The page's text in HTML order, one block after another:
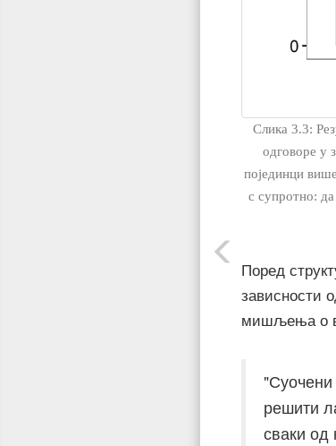
Слика 3.3:
одговоре у
појединци
с супротно:
Поред
зависности
мишљења о
решити
сваки